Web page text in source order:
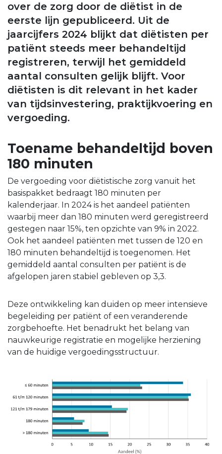
over de zorg door de diëtist in de
eerste lijn gepubliceerd. Uit de
jaarcijfers 2024 blijkt dat diëtisten per
patiënt steeds meer behandeltijd
registreren, terwijl het gemiddeld
aantal consulten gelijk blijft. Voor
diëtisten is dit relevant in het kader
van tijdsinvestering, praktijkvoering en
vergoeding.
Toename behandeltijd boven
180 minuten
De vergoeding voor diëtistische zorg vanuit het
basispakket bedraagt 180 minuten per
kalenderjaar. In 2024 is het aandeel patiënten
waarbij meer dan 180 minuten werd geregistreerd
gestegen naar 15%, ten opzichte van 9% in 2022.
Ook het aandeel patiënten met tussen de 120 en
180 minuten behandeltijd is toegenomen. Het
gemiddeld aantal consulten per patiënt is de
afgelopen jaren stabiel gebleven op 3,3.
Deze ontwikkeling kan duiden op meer intensieve
begeleiding per patiënt of een veranderende
zorgbehoefte. Het benadrukt het belang van
nauwkeurige registratie en mogelijke herziening
van de huidige vergoedingsstructuur.